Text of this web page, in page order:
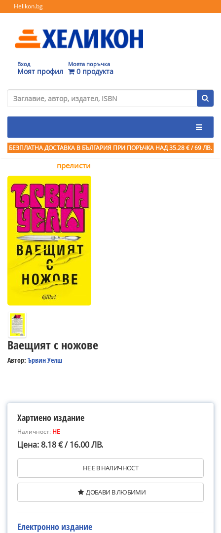
Helikon.bg
Вход
Моят профил
Моята поръчка
0 продукта
БЕЗПЛАТНА ДОСТАВКА В БЪЛГАРИЯ ПРИ ПОРЪЧКА НАД 35.28 € / 69 ЛВ.
прелисти
Ваещият с ножове
Автор: Ървин Уелш
Хартиено издание
Наличност: НЕ
Цена: 8.18 € / 16.00 ЛВ.
НЕ Е В НАЛИЧНОСТ
ДОБАВИ В ЛЮБИМИ
Електронно издание